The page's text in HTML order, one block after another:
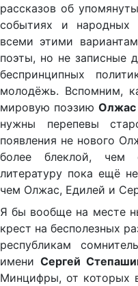
рассказов об
событиях и
всеми этими
поэты, но не записные
беспринципных
молодёжь. Вспомним,
мировую поэзиюОлжас
нужны перепевы
появления не нового
более блеклой, чем
литературу пока ещё
чем Олжас, Едилей и
Я бы вообще на месте
крест на бесполезных
республикам
имени Сергей
Минцифры, от которых